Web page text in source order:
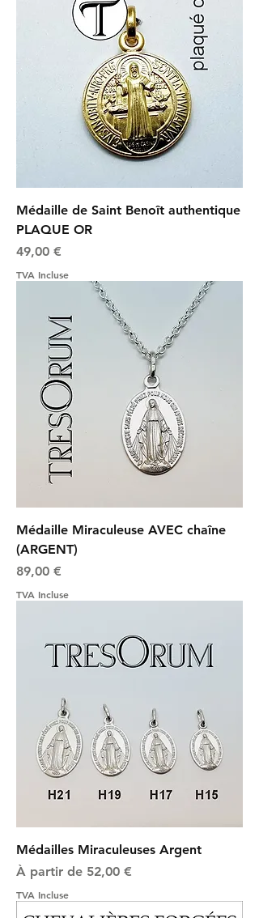
Médaille de Saint Benoît authentique
PLAQUE OR
Prix
49,00 €
TVA Incluse
Médaille Miraculeuse AVEC chaîne
(ARGENT)
Prix
89,00 €
TVA Incluse
Médailles Miraculeuses Argent
À partir de 52,00 €
Prix promotionnel
TVA Incluse